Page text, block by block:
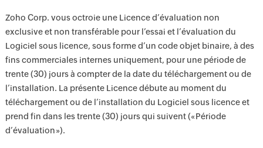
Zoho Corp. vous octroie une Licence d’évaluation non
exclusive et non transférable pour l’essai et l’évaluation du
Logiciel sous licence, sous forme d’un code objet binaire, à des
fins commerciales internes uniquement, pour une période de
trente (30) jours à compter de la date du téléchargement ou de
l’installation. La présente Licence débute au moment du
téléchargement ou de l’installation du Logiciel sous licence et
prend fin dans les trente (30) jours qui suivent (« Période
d’évaluation »).